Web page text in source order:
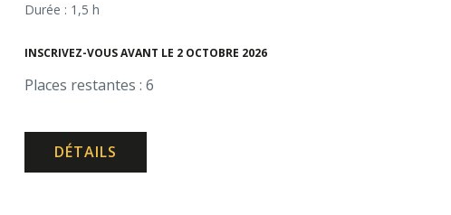
Durée : 1,5 h
INSCRIVEZ-VOUS AVANT LE 2 OCTOBRE 2026
Places restantes : 6
DÉTAILS